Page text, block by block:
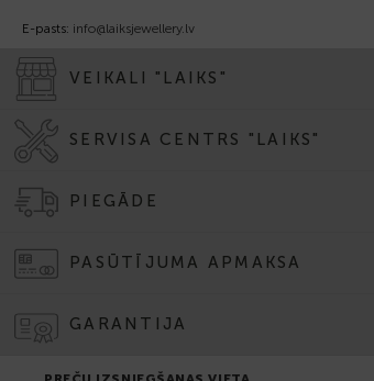
E-pasts: info@laiksjewellery.lv
VEIKALI "LAIKS"
SERVISA CENTRS "LAIKS"
PIEGĀDE
PASŪTĪJUMA APMAKSA
GARANTIJA